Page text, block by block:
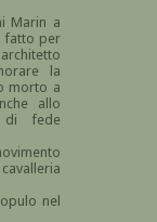
Marin a
fatto per
la
morto a
allo
di fede
nel